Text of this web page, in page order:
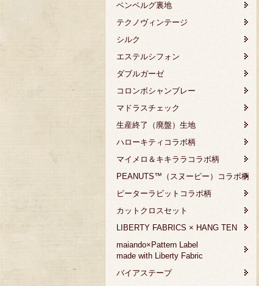
ベンベルグ裏地
テクノヴィンテージ
シルク
エステルシフォン
ダブルガーゼ
コロンボシャンブレー
マドラスチェック
生産終了（廃盤）生地
ハローキティコラボ柄
マイメロ＆キキララコラボ柄
PEANUTS™（スヌーピー）コラボ柄
ピーターラビットコラボ柄
カットクロスセット
LIBERTY FABRICS × HANG TEN
maiando×Pattern Label
made with Liberty Fabric
バイアステープ